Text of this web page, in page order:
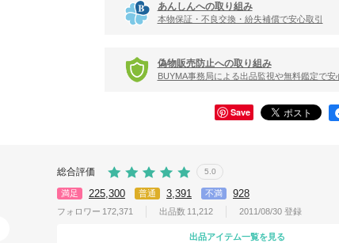
あんしんへの取り組み
本物保証・不良交換・紛失補償で安心取引
偽物販売防止への取り組み
BUYMA事務局による出品監視や無料鑑定で安
Save
総合評価 5.0
満足 225,300 普通 3,391 不満 928
フォロワー 172,371 出品数 11,212 2011/08/30 登録
出品アイテム一覧を見る